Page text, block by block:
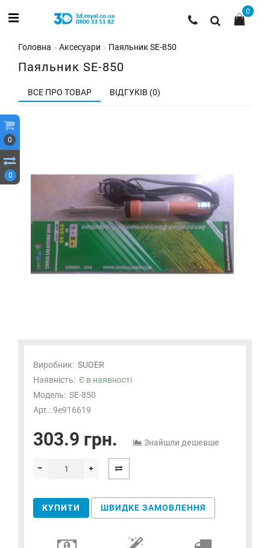
0
0
0
Головна Аксесуари Паяльник SE-850
Паяльник SE-850
ВСЕ ПРО ТОВАР ВІДГУКІВ (0)
Виробник: SUOER
Наявність: Є в наявності
Модель: SE-850
Арт.: 9e916619
303.9 грн. Знайшли дешевше
КУПИТИ ШВИДКЕ ЗАМОВЛЕННЯ